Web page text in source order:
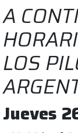
A
LOS
Jueves